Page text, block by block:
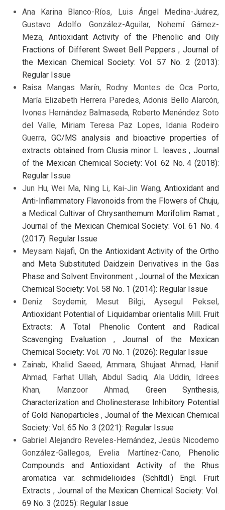
Ana Karina Blanco-Ríos, Luis Ángel Medina-Juárez,
Gustavo Adolfo González-Aguilar, Nohemí Gámez-
Meza, Antioxidant Activity of the Phenolic and Oily
Fractions of Different Sweet Bell Peppers,Journal of
the Mexican Chemical Society: Vol. 57 No. 2 (2013):
Regular Issue
Raisa Mangas Marín, Rodny Montes de Oca Porto,
María Elizabeth Herrera Paredes, Adonis Bello Alarcón,
Ivones Hernández Balmaseda, Roberto Menéndez Soto
del Valle, Miriam Teresa Paz Lopes, Idania Rodeiro
Guerra, GC/MS analysis and bioactive properties of
extracts obtained from Clusia minor L. leaves, Journal
of the Mexican Chemical Society: Vol. 62 No. 4 (2018):
Regular Issue
Jun Hu, Wei Ma, Ning Li, Kai-Jin Wang,Antioxidant and
Anti-Inflammatory Flavonoids from the Flowers of Chuju,
a Medical Cultivar of Chrysanthemum Morifolim Ramat ,
Journal of the Mexican Chemical Society: Vol. 61 No. 4
(2017): Regular Issue
Meysam Najafi, On the Antioxidant Activity of the Ortho
and Meta Substituted Daidzein Derivatives in the Gas
Phase and Solvent Environment , Journal of the Mexican
Chemical Society: Vol. 58 No. 1 (2014): Regular Issue
Deniz Soydemir, Mesut Bilgi, Aysegul Peksel,
Antioxidant Potential of Liquidambar orientalis Mill. Fruit
Extracts: A Total Phenolic Content and Radical
Scavenging Evaluation , Journal of the Mexican
Chemical Society: Vol. 70 No. 1 (2026): Regular Issue
Zainab, Khalid Saeed, Ammara, Shujaat Ahmad, Hanif
Ahmad, Farhat Ullah, Abdul Sadiq, Ala Uddin, Idrees
Khan, Manzoor Ahmad, Green Synthesis,
Characterization and Cholinesterase Inhibitory Potential
of Gold Nanoparticles , Journal of the Mexican Chemical
Society: Vol. 65 No. 3 (2021): Regular Issue
Gabriel Alejandro Reveles-Hernández, Jesús Nicodemo
González-Gallegos, Evelia Martínez-Cano, Phenolic
Compounds and Antioxidant Activity of the Rhus
aromatica var. schmidelioides (Schltdl.) Engl. Fruit
Extracts , Journal of the Mexican Chemical Society: Vol.
69 No. 3 (2025): Regular Issue